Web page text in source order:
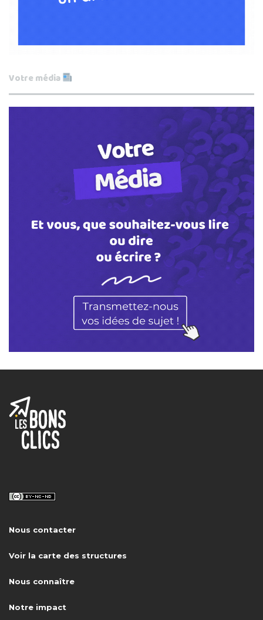
Votre média
Nous contacter
Voir la carte des structures
Nous connaître
Notre impact